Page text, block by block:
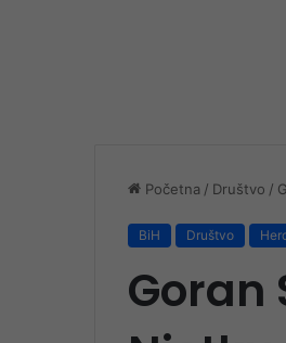
Početna / Društvo /
BiH Društvo
Goran